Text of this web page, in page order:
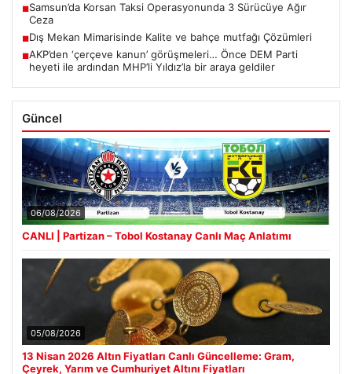
■Samsun’da Korsan Taksi Operasyonunda 3 Sürücüye Ağır
Ceza
■Dış Mekan Mimarisinde Kalite ve bahçe mutfağı Çözümleri
■AKP’den ‘çerçeve kanun’ görüşmeleri… Önce DEM Parti
heyeti ile ardından MHP’li Yıldız’la bir araya geldiler
Güncel
06/08/2026
CANLI | Partizan – Tobol Kostanay Canlı Maç Anlatımı
05/08/2026
13 Nisan 2026 Altın Fiyatları Canlı Güncelleme: Gram,
Çeyrek, Yarım ve Cumhuriyet Altını Fiyatları